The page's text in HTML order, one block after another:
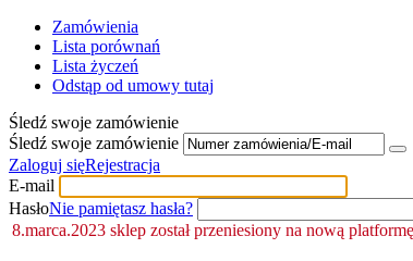
Zamówienia
Lista porównań
Lista życzeń
Odstąp od umowy tutaj
Śledź swoje zamówienie
Śledź swoje zamówienie
Zaloguj sięRejestracja
E-mail
HasłoNie pamiętasz hasła?
8.marca.2023 sklep został przeniesiony na nową